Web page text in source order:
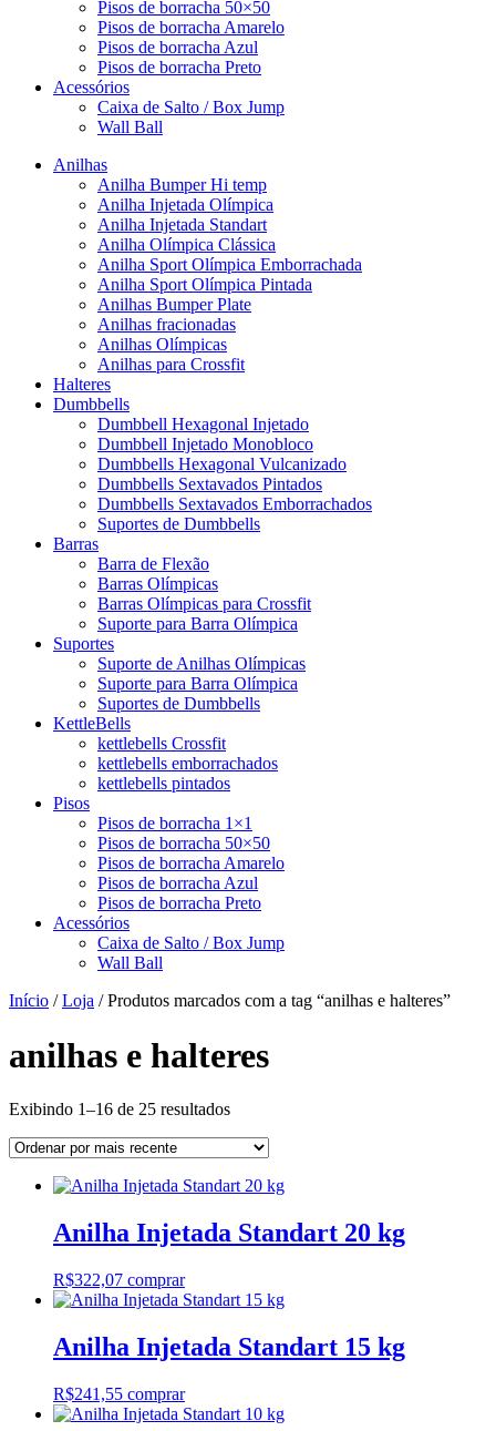
Pisos de borracha 50×50
Pisos de borracha Amarelo
Pisos de borracha Azul
Pisos de borracha Preto
Acessórios
Caixa de Salto / Box Jump
Wall Ball
Anilhas
Anilha Bumper Hi temp
Anilha Injetada Olímpica
Anilha Injetada Standart
Anilha Olímpica Clássica
Anilha Sport Olímpica Emborrachada
Anilha Sport Olímpica Pintada
Anilhas Bumper Plate
Anilhas fracionadas
Anilhas Olímpicas
Anilhas para Crossfit
Halteres
Dumbbells
Dumbbell Hexagonal Injetado
Dumbbell Injetado Monobloco
Dumbbells Hexagonal Vulcanizado
Dumbbells Sextavados Pintados
Dumbbells Sextavados Emborrachados
Suportes de Dumbbells
Barras
Barra de Flexão
Barras Olímpicas
Barras Olímpicas para Crossfit
Suporte para Barra Olímpica
Suportes
Suporte de Anilhas Olímpicas
Suporte para Barra Olímpica
Suportes de Dumbbells
KettleBells
kettlebells Crossfit
kettlebells emborrachados
kettlebells pintados
Pisos
Pisos de borracha 1×1
Pisos de borracha 50×50
Pisos de borracha Amarelo
Pisos de borracha Azul
Pisos de borracha Preto
Acessórios
Caixa de Salto / Box Jump
Wall Ball
Início /Loja / Produtos marcados com a tag “anilhas e halteres”
anilhas e halteres
Exibindo 1–16 de 25 resultadosClassificado
mais
Anilha Injetada Standart 20 kg
R$322,07 comprar
Anilha Injetada Standart 15 kg
R$241,55 comprar